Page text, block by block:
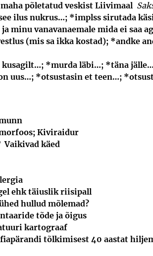
põletatud veskist Liivimaal
ilus nukrus…; *implss sirutada
minu vanavanaemale mida ei saa
(mis sa ikka kostad); *andke
kusagilt…; *murda läbi…; *täna
uus…; *otsustasin et teen…;
Kiviraidur
Vaikivad käed
ehk täiuslik riisipall
hullud mõlemad?
tõde ja õigus
kartograaf
tõlkimisest 40 aastat